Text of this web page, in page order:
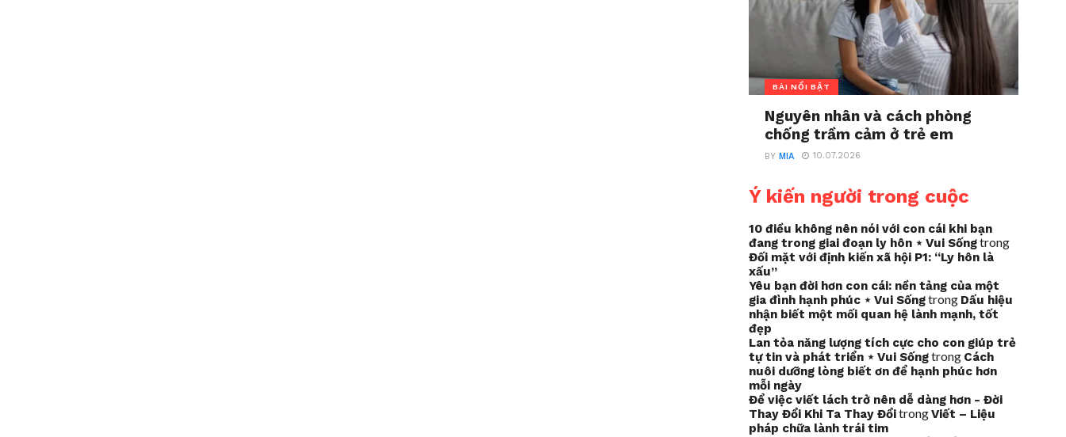
BÀI NỔI BẬT
Nguyên nhân và cách phòng
chống trầm cảm ở trẻ em
BYMIA 10.07.2026
Ý kiến người trong cuộc
10 điều không nên nói với con cái khi bạn
đang trong giai đoạn ly hôn ⋆ Vui Sốngtrong
Đối mặt với định kiến xã hội P1: “Ly hôn là
xấu”
Yêu bạn đời hơn con cái: nền tảng của một
gia đình hạnh phúc ⋆ Vui Sốngtrong Dấu hiệu
nhận biết một mối quan hệ lành mạnh, tốt
đẹp
Lan tỏa năng lượng tích cực cho con giúp trẻ
tự tin và phát triển ⋆ Vui Sốngtrong Cách
nuôi dưỡng lòng biết ơn để hạnh phúc hơn
mỗi ngày
Để việc viết lách trở nên dễ dàng hơn - Đời
Thay Đổi Khi Ta Thay ĐổitrongViết – Liệu
pháp chữa lành trái tim